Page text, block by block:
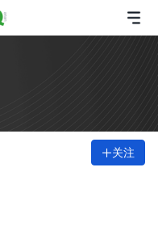
关注